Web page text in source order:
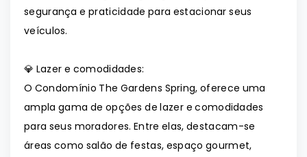
segurança e praticidade para estacionar seus
veículos.
💎 Lazer e comodidades:
O Condomínio The Gardens Spring, oferece uma
ampla gama de opções de lazer e comodidades
para seus moradores. Entre elas, destacam-se
áreas como salão de festas, espaço gourmet,